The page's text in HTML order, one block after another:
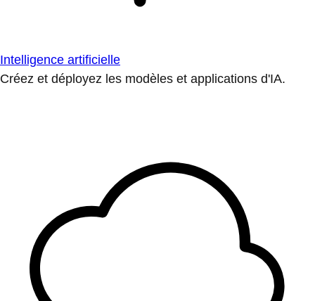
Intelligence artificielle
Créez et déployez les modèles et applications d'IA.